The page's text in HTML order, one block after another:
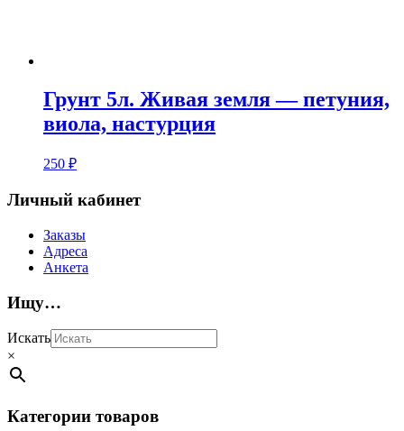
Грунт 5л. Живая земля — петуния,
виола, настурция
250 ₽
Личный кабинет
Заказы
Адреса
Анкета
Ищу…
Искать
×
Категории товаров